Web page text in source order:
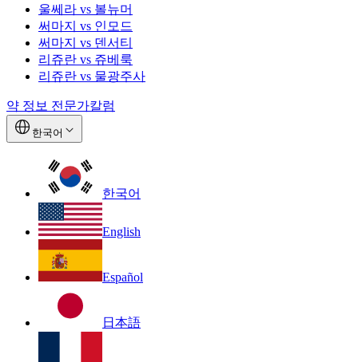
울쎄라 vs 볼뉴머
써마지 vs 인모드
써마지 vs 덴서티
리쥬란 vs 쥬베룩
리쥬란 vs 물광주사
약 정보 전문가칼럼
한국어
한국어
English
Español
日本語